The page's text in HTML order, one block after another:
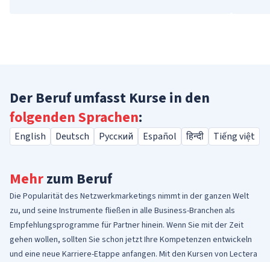
Der Beruf umfasst Kurse in den
folgenden Sprachen:
English Deutsch Русский Español हिन्दी Tiếng việt
Mehrzum Beruf
Die Popularität des Netzwerkmarketings nimmt in der ganzen Welt
zu, und seine Instrumente fließen in alle Business-Branchen als
Empfehlungsprogramme für Partner hinein. Wenn Sie mit der Zeit
gehen wollen, sollten Sie schon jetzt Ihre Kompetenzen entwickeln
und eine neue Karriere-Etappe anfangen. Mit den Kursen von Lectera